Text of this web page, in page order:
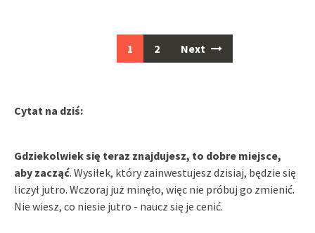
1 2 Next
Cytat na dziś:
Gdziekolwiek się teraz znajdujesz, to dobre miejsce,
aby zacząć. Wysiłek, który zainwestujesz dzisiaj, będzie się
liczył jutro. Wczoraj już minęło, więc nie próbuj go zmienić.
Nie wiesz, co niesie jutro - naucz się je cenić.